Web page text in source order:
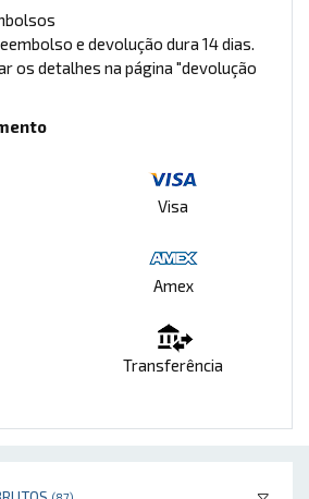
e devolução dura 14 dias.
os detalhes na página "devolução
Visa
Amex
Transferência